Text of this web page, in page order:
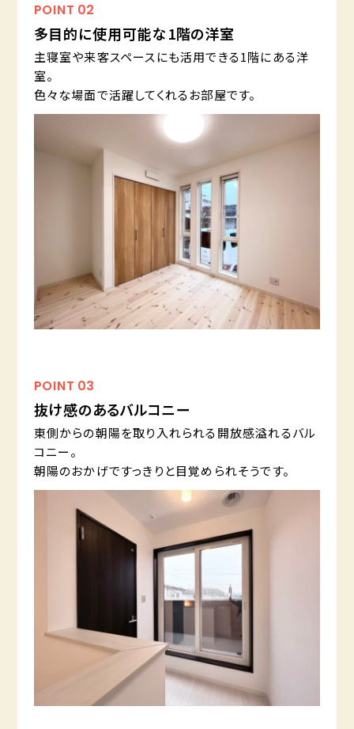
POINT 02
多目的に使用可能な1階の洋室
主寝室や来客スペースにも活用できる1階にある洋
室。
色々な場面で活躍してくれるお部屋です。
POINT 03
抜け感のあるバルコニー
東側からの朝陽を取り入れられる開放感溢れるバル
コニー。
朝陽のおかげですっきりと目覚められそうです。